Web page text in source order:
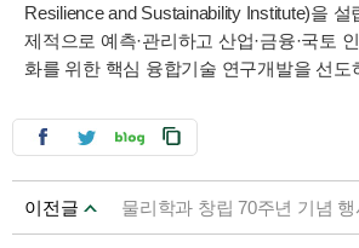
Resilience and Sustainability Institute)을
제적으로 예측·관리하고 산업·금융·국토
화를 위한 핵심 융합기술 연구개발을 선도
이전글 물리학과 창립 70주년 기념 행